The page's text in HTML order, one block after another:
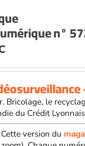
n°
Bricolage, le
du Crédit
Cette version du